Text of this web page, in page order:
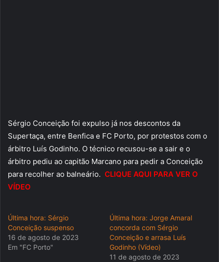
Sérgio Conceição foi expulso já nos descontos da
Supertaça, entre Benfica e FC Porto, por protestos com o
árbitro Luís Godinho. O técnico recusou-se a sair e o
árbitro pediu ao capitão Marcano para pedir a Conceição
para recolher ao balneário. CLIQUE AQUI PARA VER O
VÍDEO
Última hora: Sérgio
Conceição suspenso
16 de agosto de 2023
Em "FC Porto"
Última hora: Jorge Amaral
concorda com Sérgio
Conceição e arrasa Luís
Godinho (Vídeo)
11 de agosto de 2023